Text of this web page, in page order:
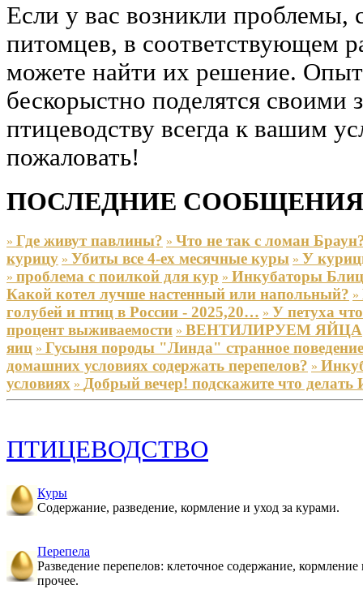
Если у вас возникли проблемы,
питомцев, в соответствующем
можете найти их решение.
бескорыстно поделятся
птицеводству всегда к вашим
пожаловать!
ПОСЛЕДНИЕ
» Где живут павлины? » Что не так с ломан
курицу » Убиты все 4-ех месячные куры » У
» проблема с поилкой для кур » Инкубаторы
Какой котел лучше настенный или напольный? »
голубей и птиц в России - 2025,20… » У петуха
процент выживаемости » ВЕНТИЛИРУЕМ ЯЙЦА
яиц » Гусыня породы "Линда" странное поведение
домашних условиях содержать перепелов? »
условиях » Добрый вечер! подскажите что
ПТИЦЕВОДСТВО
Куры
Содержание, разведение, кормление и уход за курами.
Перепела
Разведение перепелов: клеточное содержание, кормление
прочее.